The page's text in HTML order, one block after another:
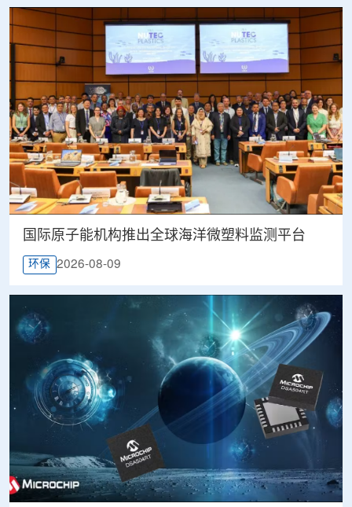
国际原子能机构推出全球海洋微塑料监测平台
环保 2026-08-09